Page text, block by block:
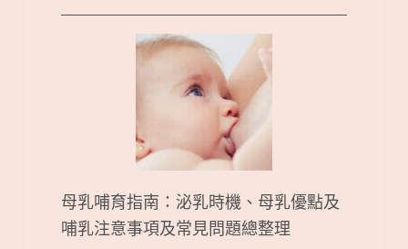
母乳哺育指南：泌乳時機、母乳優點及
哺乳注意事項及常見問題總整理